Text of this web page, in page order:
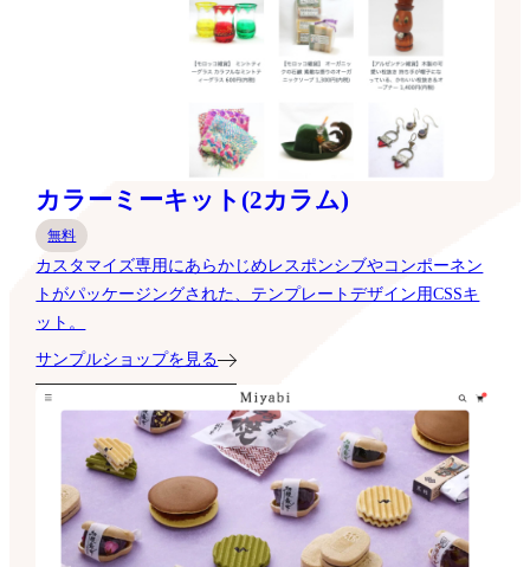
カラーミーキット(2カラム)
無料
カスタマイズ専用にあらかじめレスポンシブやコンポーネン
トがパッケージングされた、テンプレートデザイン用CSSキ
ット。
サンプルショップを見る